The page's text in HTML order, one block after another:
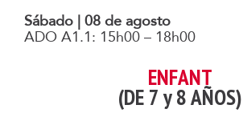
Sábado | 08 de agosto
ADO A1.1: 15h00 – 18h00
ENFANT
(DE 7 y 8 AÑOS)